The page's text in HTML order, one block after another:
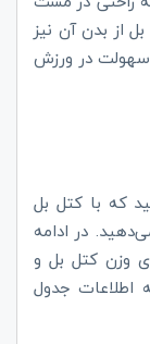
از بدن آن نیز
در ورزش
که با کتل بل
در ادامه
وزن کتل بل و
اطلاعات جدول